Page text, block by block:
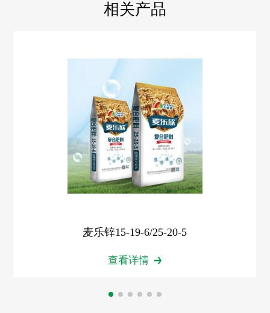
相关产品
麦乐锌15-19-6/25-20-5
查看详情